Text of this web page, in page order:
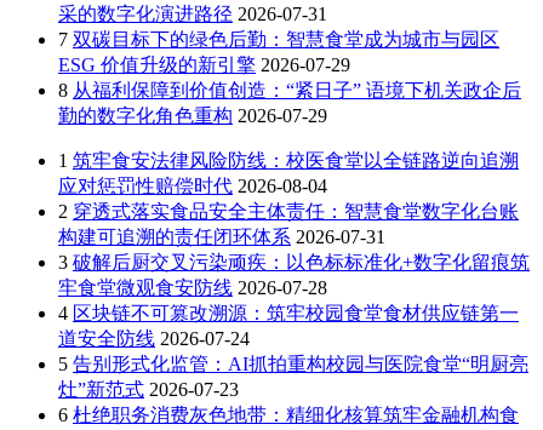
采的数字化演进路径 2026-07-31
7 双碳目标下的绿色后勤：智慧食堂成为城市与园区
ESG 价值升级的新引擎 2026-07-29
8 从福利保障到价值创造：“紧日子” 语境下机关政企后
勤的数字化角色重构 2026-07-29
1 筑牢食安法律风险防线：校医食堂以全链路逆向追溯
应对惩罚性赔偿时代 2026-08-04
2 穿透式落实食品安全主体责任：智慧食堂数字化台账
构建可追溯的责任闭环体系 2026-07-31
3 破解后厨交叉污染顽疾：以色标标准化+数字化留痕筑
牢食堂微观食安防线 2026-07-28
4 区块链不可篡改溯源：筑牢校园食堂食材供应链第一
道安全防线 2026-07-24
5 告别形式化监管：AI抓拍重构校园与医院食堂“明厨亮
灶”新范式 2026-07-23
6 杜绝职务消费灰色地带：精细化核算筑牢金融机构食